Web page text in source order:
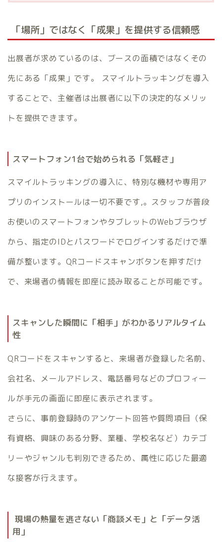
「場所」ではなく「成果」を提供する信頼感
出展者が求めているのは、ブースの面積ではなくその
先にある「成果」です。 スマイルトラッキングを導入
することで、主催者は出展者に以下の決定的なメリッ
トを提供できます。
スマートフォン1台で始められる「気軽さ」
スマイルトラッキングの導入に、特別な機材や専用ア
プリのインストールは一切不要です,。スタッフが普段
お使いのスマートフォンやタブレットのWebブラウザ
から、指定のIDとパスワードでログインするだけで準
備が整います。QRコードスキャンボタンを押すだけ
で、来場者の情報を即座に読み取ることが可能です。
スキャンした瞬間に「相手」がわかるリアルタイム
性
QRコードをスキャンすると、来場者が登録した名前、
会社名、メールアドレス、電話番号などのプロフィー
ルが手元の画面に即座に表示されます。
さらに、事前登録時のアンケート回答や質問項目（保
有資格、興味のある分野、業種、学校名など）カテゴ
リーやジャンルも判別できるため、属性に応じた最適
な接客が行えます。
現場の熱量を逃さない「商談メモ」と「データ活
用」